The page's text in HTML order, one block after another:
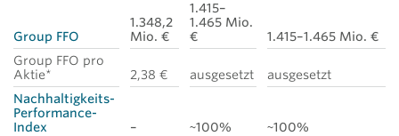
Group FFO
1.348,2
Mio. €
1.415–
1.465 Mio.
€
1.415–1.465 Mio. €
Group FFO pro
Aktie*
2,38 € ausgesetzt
ausgesetzt
Nachhaltigkeits-
Performance-
Index
– ~100%
~100%